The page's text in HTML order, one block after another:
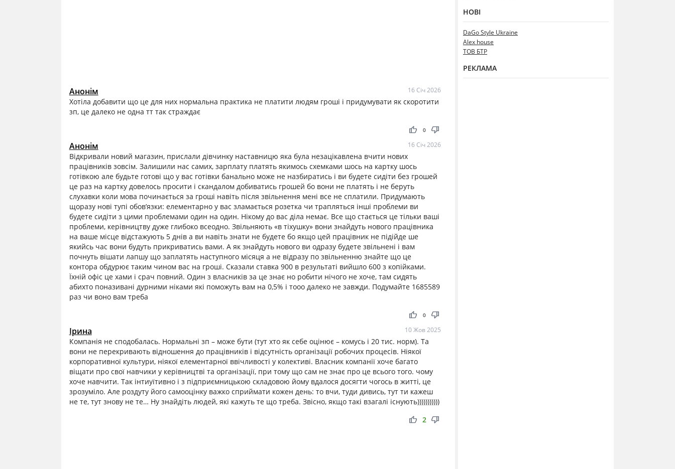
Анонім 16 Січ 2026
Хотіла добавити що це для них нормальна практика не платити людям гроші і придумувати як скоротити
зп, це далеко не одна тт так страждає
thumb_up thumb_down
0
Анонім 16 Січ 2026
Відкривали новий магазин, прислали дівчинку наставницю яка була незацікавлена вчити нових
працівників зовсім. Залишили нас самих, зарплату платять якимось схемками шось на картку шось
готівкою але будьте готові що у вас готівки банально може не назбиратись і ви будете сидіти без грошей
це раз на картку довелось просити і скандалом добиватись грошей бо вони не платять і не беруть
слухавки коли мова починається за гроші навіть після звільнення мені все не сплатили. Придумають
щоразу нові тупі обов’язки: елементарно у вас зламається розетка чи трапляться інші проблеми ви
будете сидіти з цими проблемами один на один. Нікому до вас діла немає. Все що стається це тільки ваші
проблеми, керівництву дуже глибоко всеодно. Звільняють «в тіхушку» вони знайдуть нового працівника
на ваше місце відстажують 5 днів а ви навіть знати не будете бо якщо цей працівник не підійде ше
якийсь час вони будуть прикриватись вами. А як знайдуть нового ви одразу будете звільнені і вам
почнуть вішати лапшу що заплатять наступного місяця а не відразу по звільненню знайте що це
контора обдурює таким чином вас на гроші. Сказали ставка 900 в результаті вийшло 600 з копійками.
Їхній офіс це хами і срач повний. Один з власників за це знає но робити нічого не хоче, там сидять
абихто поназивані дурними ніками які поможуть вам на 0,5% і тооо далеко не завжди. Подумайте 1685589
раз чи воно вам треба
thumb_up thumb_down
0
Ірина 10 Жов 2025
Компанія не сподобалась. Нормальні зп – може бути (тут хто як себе оцінює – комусь і 20 тис. норм). Та
вони не перекривають відношення до працівників і відсутність організації робочих процесів. Ніякої
корпоративної культури, ніякої елементарної ввічливості у колективі. Власник компанії хоче багато
віщати про свої навчики у керівництві та організації, при тому що сам не знає про це всього того. чому
хоче навчити. Так інтиуїтивно і з підприємницькою складовою йому вдалося досягти чогось в житті, це
зрозуміло. Але роздуту його самооцінку важко сприймати кожен день: то вчи, туди дивись, тут ти кажеш
не те, тут знову не те… Ну знайдіть людей, які кажуть те що треба. Звісно, якщо такі взагалі існують)))))))))))
thumb_up thumb_down
2
НОВІ
DaGo Style Ukraine
Alex house
ТОВ БТР
РЕКЛАМА